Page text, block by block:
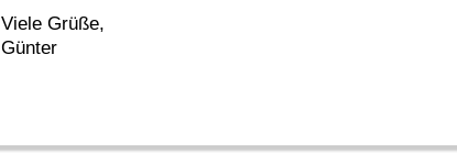
Viele Grüße,
Günter